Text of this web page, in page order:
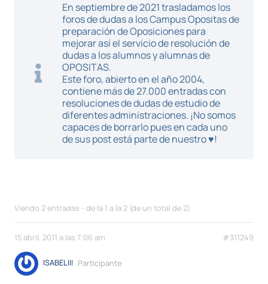
En septiembre de 2021 trasladamos los
foros de dudas a los Campus Opositas de
preparación de Oposiciones para
mejorar así el servicio de resolución de
dudas a los alumnos y alumnas de
OPOSITAS.
Este foro, abierto en el año 2004,
contiene más de 27.000 entradas con
resoluciones de dudas de estudio de
diferentes administraciones. ¡No somos
capaces de borrarlo pues en cada uno
de sus post está parte de nuestro ♥!
Viendo 2 entradas - de la 1 a la 2 (de un total de 2)
15 abril, 2011 a las 7:06 am #311249
ISABELIII Participante